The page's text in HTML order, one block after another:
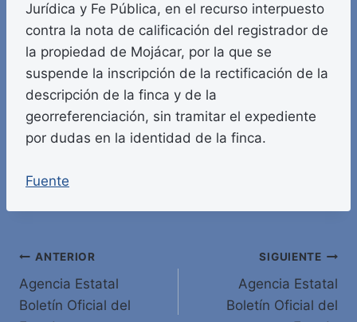
Jurídica y Fe Pública, en el recurso interpuesto
contra la nota de calificación del registrador de
la propiedad de Mojácar, por la que se
suspende la inscripción de la rectificación de la
descripción de la finca y de la
georreferenciación, sin tramitar el expediente
por dudas en la identidad de la finca.
Fuente
Navegación
de
ANTERIOR
Agencia Estatal
Boletín Oficial del
SIGUIENTE
Agencia Estatal
Boletín Oficial del